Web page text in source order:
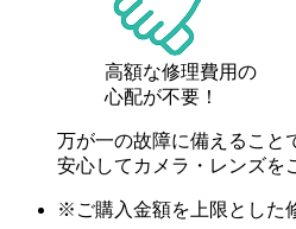
高額な修理費用の
心配が不要！
万が一の故障に備えること
安心してカメラ・レンズを
※ご購入金額を上限とした